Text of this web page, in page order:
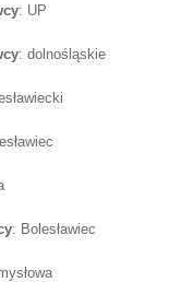
: UP
: dolnośląskie
: Bolesławiec